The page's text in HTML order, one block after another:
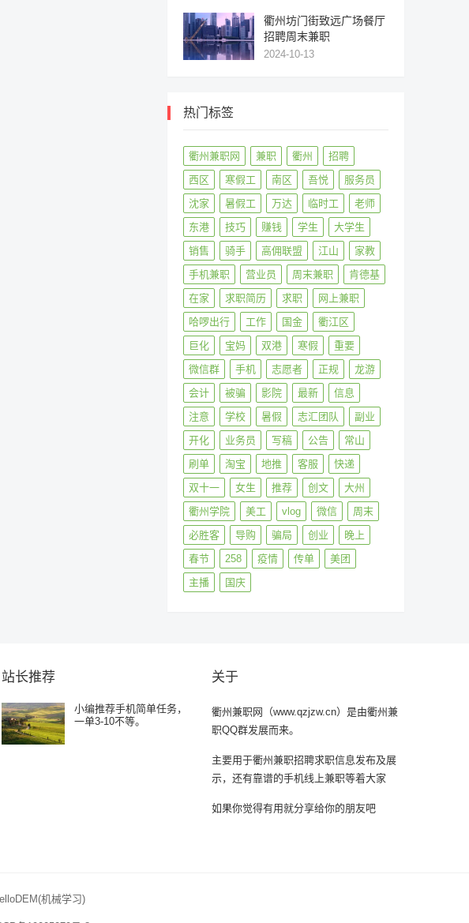
衢州坊门街致远广场餐厅
招聘周末兼职
2024-10-13
热门标签
衢州兼职网 兼职 衢州
招聘
西区
寒假工 南区 吾悦
服务员
沈家
暑假工 万达 临时工
老师
东港
技巧 赚钱 学生
大学生
销售
骑手 高佣联盟 江山
家教
手机兼职
营业员 周末兼职
肯德基
在家
求职简历 求职
网上兼职
哈啰出行
工作 国金
衢江区
巨化
宝妈 双港 寒假
重要
微信群
手机 志愿者 正规
龙游
会计
被骗 影院 最新
信息
注意
学校 暑假 志汇团队
副业
开化
业务员 写稿 公告
常山
刷单
淘宝 地推 客服
快递
双十一
女生 推荐 创文
大州
衢州学院
美工 vlog 微信
周末
必胜客
导购 骗局 创业
晚上
春节
258 疫情 传单
美团
主播
国庆
站长推荐
小编推荐手机简单任务，
一单3-10不等。
关于
衢州兼职网（www.qzjzw.cn）是由衢州兼
职QQ群发展而来。
主要用于衢州兼职招聘求职信息发布及展
示，还有靠谱的手机线上兼职等着大家
如果你觉得有用就分享给你的朋友吧
机械学习)